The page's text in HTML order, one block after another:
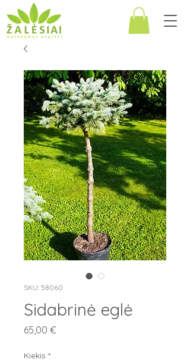
SKU: 58060
Sidabrinė eglė
65,00 €Price
Kiekis *